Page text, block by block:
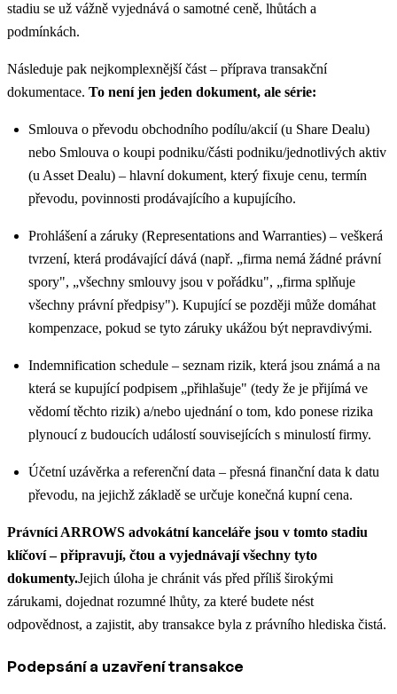
stadiu se už vážně vyjednává o samotné ceně, lhůtách a
podmínkách.
Následuje pak nejkomplexnější část – příprava transakční
dokumentace. To není jen jeden dokument, ale série:
Smlouva o převodu obchodního podílu/akcií (u Share Dealu)
nebo Smlouva o koupi podniku/části podniku/jednotlivých aktiv
(u Asset Dealu) – hlavní dokument, který fixuje cenu, termín
převodu, povinnosti prodávajícího a kupujícího.
Prohlášení a záruky (Representations and Warranties) – veškerá
tvrzení, která prodávající dává (např. „firma nemá žádné právní
spory", „všechny smlouvy jsou v pořádku", „firma splňuje
všechny právní předpisy"). Kupující se později může domáhat
kompenzace, pokud se tyto záruky ukážou být nepravdivými.
Indemnification schedule – seznam rizik, která jsou známá a na
která se kupující podpisem „přihlašuje" (tedy že je přijímá ve
vědomí těchto rizik) a/nebo ujednání o tom, kdo ponese rizika
plynoucí z budoucích událostí souvisejících s minulostí firmy.
Účetní uzávěrka a referenční data – přesná finanční data k datu
převodu, na jejichž základě se určuje konečná kupní cena.
Právníci ARROWS advokátní kanceláře jsou v tomto stadiu
klíčoví – připravují, čtou a vyjednávají všechny tyto
dokumenty.Jejich úloha je chránit vás před příliš širokými
zárukami, dojednat rozumné lhůty, za které budete nést
odpovědnost, a zajistit, aby transakce byla z právního hlediska čistá.
Podepsání a uzavření transakce